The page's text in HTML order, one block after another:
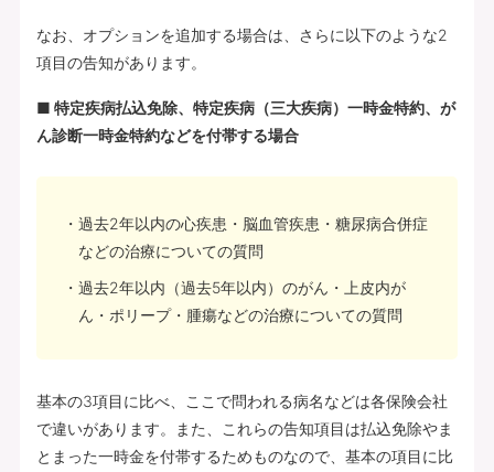
なお、オプションを追加する場合は、さらに以下のような2
項目の告知があります。
■ 特定疾病払込免除、特定疾病（三大疾病）一時金特約、が
ん診断一時金特約などを付帯する場合
過去2年以内の心疾患・脳血管疾患・糖尿病合併症
などの治療についての質問
過去2年以内（過去5年以内）のがん・上皮内が
ん・ポリープ・腫瘍などの治療についての質問
基本の3項目に比べ、ここで問われる病名などは各保険会社
で違いがあります。また、これらの告知項目は払込免除やま
とまった一時金を付帯するためものなので、基本の項目に比